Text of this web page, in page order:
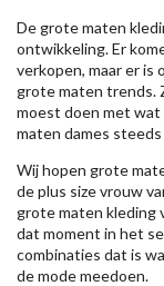
De grote maten
ontwikkeling. Er
verkopen, maar er is
grote maten trends.
moest doen met
maten dames
Wij hopen grote
de plus size vrouw
grote maten kleding
dat moment in het
combinaties dat is
de mode meedoen.